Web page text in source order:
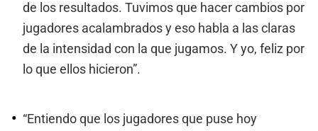
de los resultados. Tuvimos que hacer cambios por
jugadores acalambrados y eso habla a las claras
de la intensidad con la que jugamos. Y yo, feliz por
lo que ellos hicieron”.
“Entiendo que los jugadores que puse hoy